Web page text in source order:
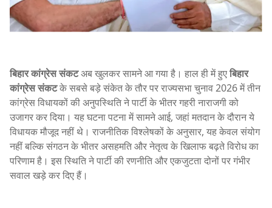
बिहार कांग्रेस संकटअब खुलकर सामने आ गया है। हाल ही में हुएबिहार
कांग्रेस संकटके सबसे बड़े संकेत के तौर पर राज्यसभा चुनाव 2026 में तीन
कांग्रेस विधायकों की अनुपस्थिति ने पार्टी के भीतर गहरी नाराजगी को
उजागर कर दिया। यह घटना पटना में सामने आई, जहां मतदान के दौरान ये
विधायक मौजूद नहीं थे। राजनीतिक विश्लेषकों के अनुसार, यह केवल संयोग
नहीं बल्कि संगठन के भीतर असहमति और नेतृत्व के खिलाफ बढ़ते विरोध का
परिणाम है। इस स्थिति ने पार्टी की रणनीति और एकजुटता दोनों पर गंभीर
सवाल खड़े कर दिए हैं।